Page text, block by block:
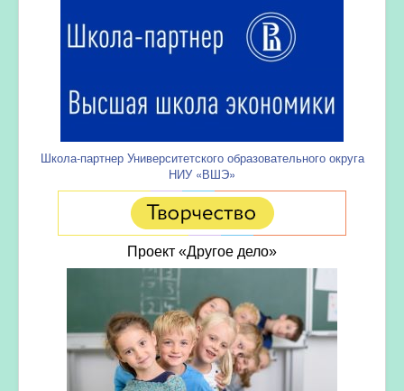
Школа-партнер Университетского образовательного округа
НИУ «ВШЭ»
Проект «Другое дело»